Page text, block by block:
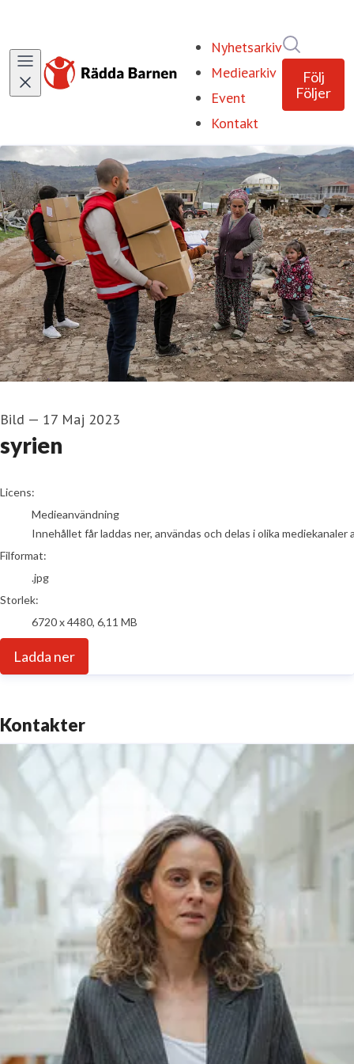
Nyhetsarkiv
Mediearkiv
Event
Kontakt
Följ
Följer
Bild — 17 Maj 2023
syrien
go to media item
Licens:
Medieanvändning
Innehållet får laddas ner, användas och delas i olika
Filformat:
.jpg
Storlek:
6720 x 4480, 6,11 MB
Ladda ner
Kontakter